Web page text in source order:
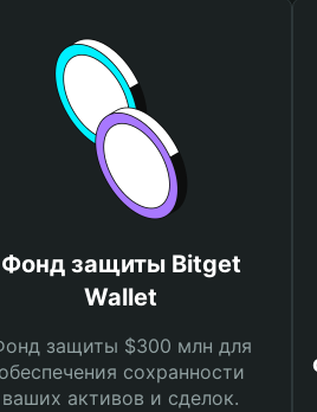
Фонд защиты Bitget
Wallet
защиты $300 млн для
обеспечения сохранности
ваших активов и сделок.